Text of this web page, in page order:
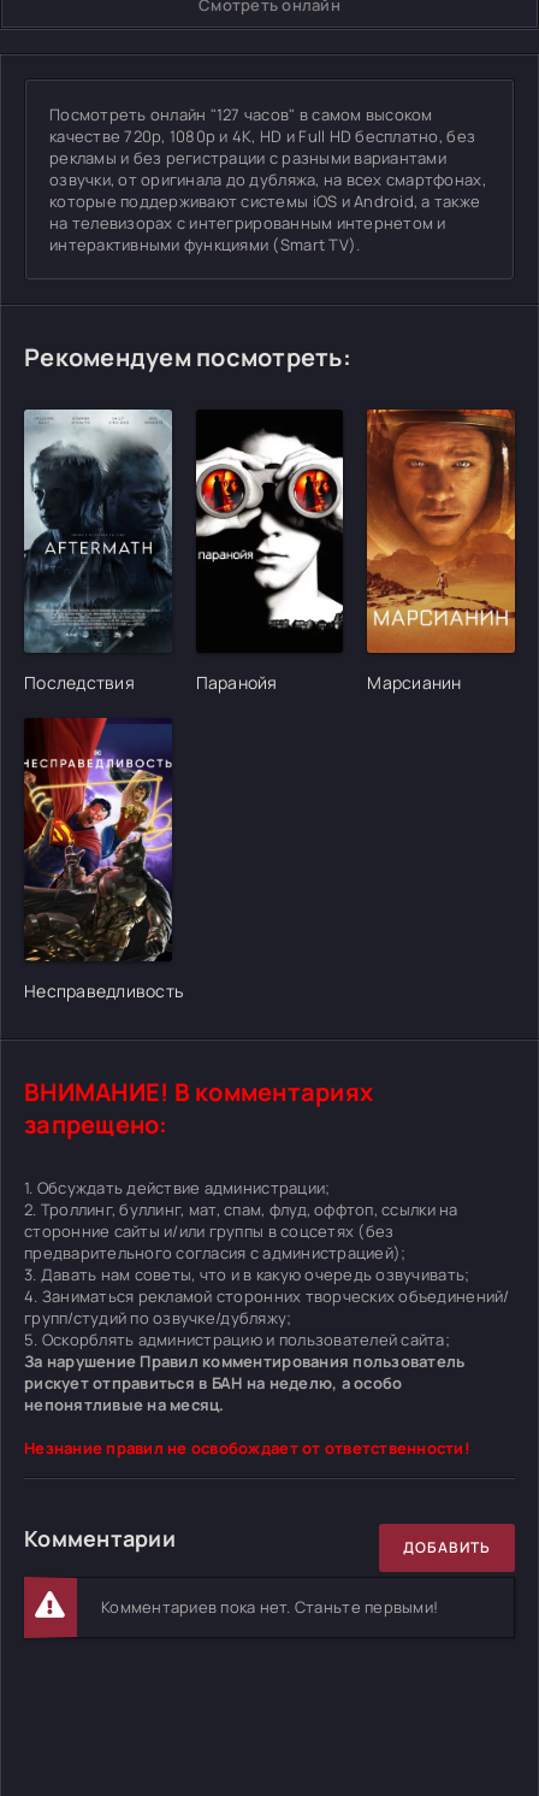
Смотреть онлайн
Посмотреть онлайн "127 часов" в самом высоком
качестве 720p, 1080p и 4K, HD и Full HD бесплатно, без
рекламы и без регистрации с разными вариантами
озвучки, от оригинала до дубляжа, на всех смартфонах,
которые поддерживают системы iOS и Android, а также
на телевизорах с интегрированным интернетом и
интерактивными функциями (Smart TV).
Рекомендуем посмотреть:
[/xfgiven_cvh_poster_urlcvh_poster_url]
Последствия
[/xfgiven_cvh_poster_urlcvh_poster_url]
Паранойя
[/
Марсианин
[/xfgiven_cvh_poster_urlcvh_poster_url]
Несправедливость
ВНИМАНИЕ! В комментариях
запрещено:
1. Обсуждать действие администрации;
2. Троллинг, буллинг, мат, спам, флуд, оффтоп, ссылки на
сторонние сайты и/или группы в соцсетях (без
предварительного согласия с администрацией);
3. Давать нам советы, что и в какую очередь озвучивать;
4. Заниматься рекламой сторонних творческих объединений/
групп/студий по озвучке/дубляжу;
5. Оскорблять администрацию и пользователей сайта;
За нарушение Правил комментирования пользователь
рискует отправиться в БАН на неделю, а особо
непонятливые на месяц.
Незнание правил не освобождает от ответственности!
Комментарии ДОБАВИТЬ
Комментариев пока нет. Станьте первыми!